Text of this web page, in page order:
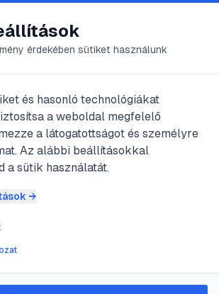
7. 3 perc olvasás
csak
segíthet
ellen
allergiás nátha #asztma #atka
érdekében sütiket használunk
és hasonló technológiákat
a weboldal megfelelő
a látogatottságot és személyre
Az alábbi beállításokkal
a sütik használatát.
→